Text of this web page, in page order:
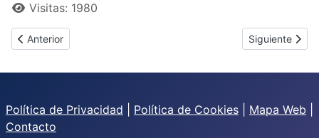
Visitas: 1980
Artículo anterior: ¿Cómo arreglar patas de sillas?
Anterior Artículo
Siguiente
Política de Privacidad Política de Cookies Mapa Web
Contacto